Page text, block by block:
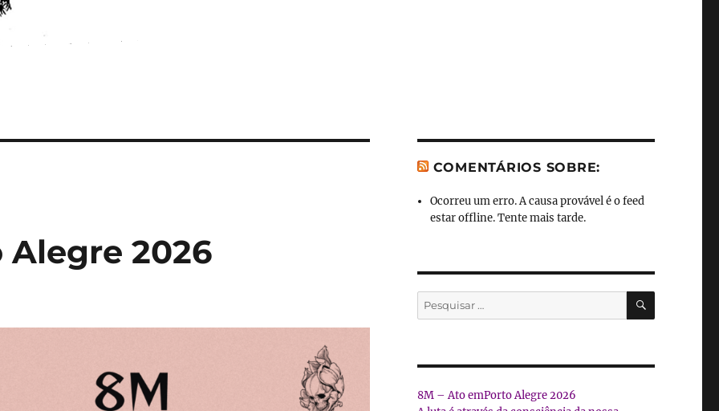
Alegre 2026
COMENTÁRIOS SOBRE:
Ocorreu um erro. A causa provável é o feed
estar offline. Tente mais tarde.
Pesquisar
por:
8M – Ato emPorto Alegre 2026